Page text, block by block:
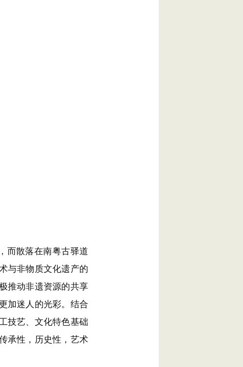
散落在南粤古驿道
与非物质文化遗产的
推动非遗资源的共享
加迷人的光彩。结合
技艺、文化特色基础
承性，历史性，艺术